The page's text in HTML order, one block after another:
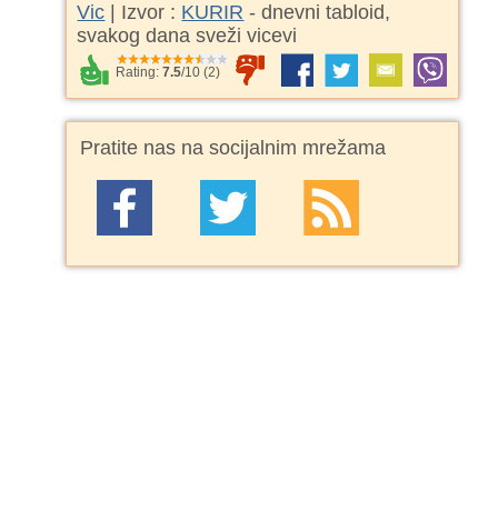
Vic | Izvor : KURIR - dnevni tabloid,
svakog dana sveži vicevi
Rating:7.5/10 (2)
Pratite nas na socijalnim mrežama